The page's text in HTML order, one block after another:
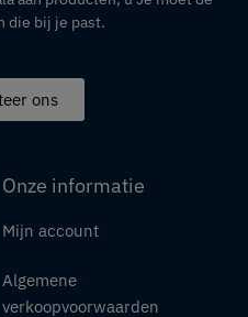
die bij je past.
ons
Onze informatie
Mijn account
Algemene
verkoopvoorwaarden